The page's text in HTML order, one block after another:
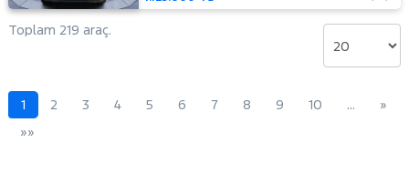
14+1
Minibüs
Tek
440 E
Toplam 219 araç.
1 2 3 4 5 6 7 8 9 10 …
»
»»